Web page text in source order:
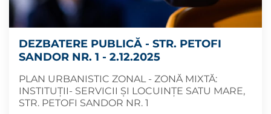
DEZBATERE PUBLICĂ - STR. PETOFI
SANDOR NR. 1 - 2.12.2025
PLAN URBANISTIC ZONAL - ZONĂ MIXTĂ:
INSTITUȚII- SERVICII ȘI LOCUINȚE SATU MARE,
STR. PETOFI SANDOR NR. 1